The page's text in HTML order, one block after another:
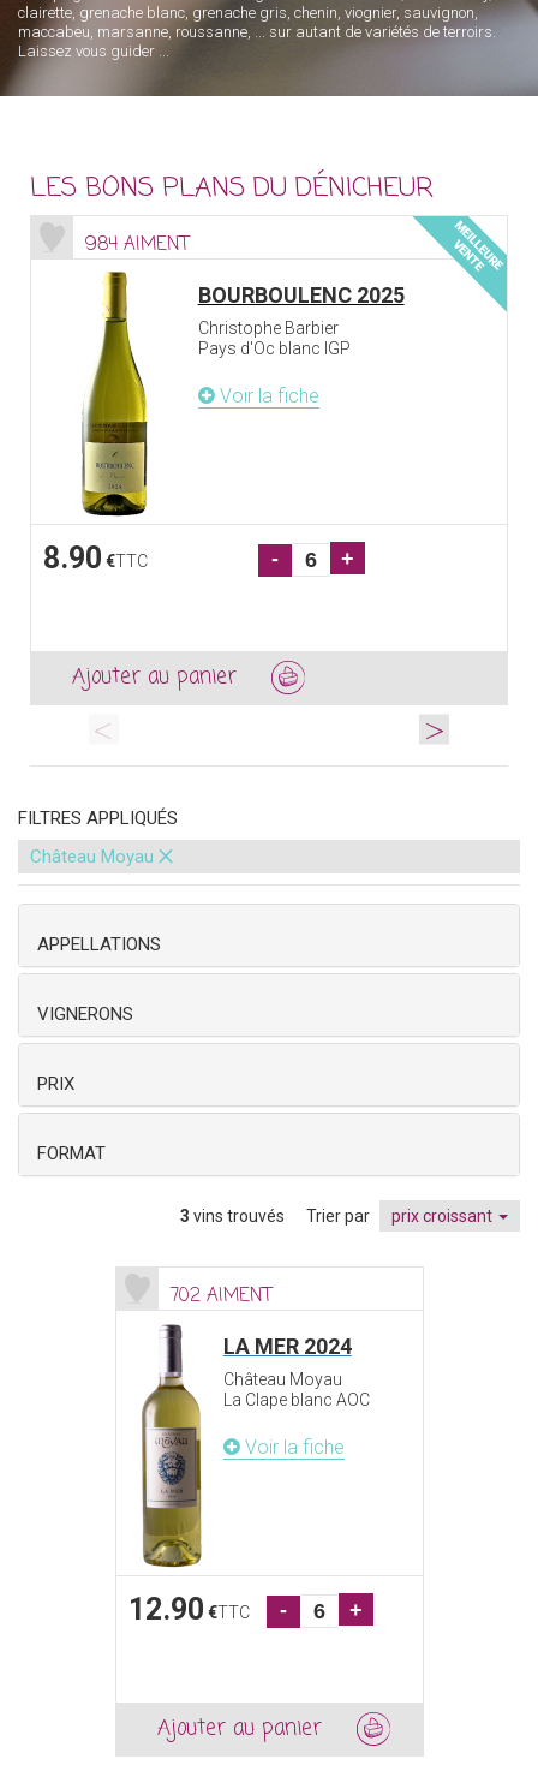
clairette, grenache blanc, grenache gris, chenin, viognier, sauvignon,
maccabeu, marsanne, roussanne, ... sur autant de variétés de terroirs.
Laissez vous guider ...
LES BONS PLANS DU DÉNICHEUR
<
984 AIMENT
BOURBOULENC 2025
Christophe Barbier
Pays d'Oc blanc IGP
Voir la fiche
8.90 €TTC - +
Ajouter au panier
>
FILTRES APPLIQUÉS
Château Moyau ×
APPELLATIONS
VIGNERONS
PRIX
FORMAT
3 vins trouvés Trier par prix croissant
702 AIMENT
LA MER 2024
Château Moyau
La Clape blanc AOC
Voir la fiche
12.90 €TTC - +
Ajouter au panier